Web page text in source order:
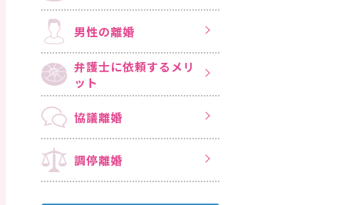
男性の離婚
弁護士に依頼するメリ
ット
協議離婚
調停離婚